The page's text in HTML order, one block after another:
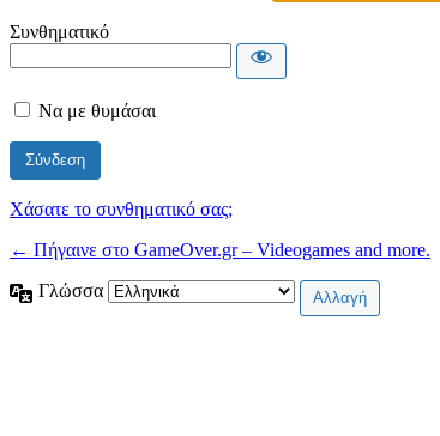
Συνθηματικό
Να με θυμάσαι
Χάσατε το συνθηματικό σας;
← Πήγαινε στο GameOver.gr – Videogames and more.
Γλώσσα